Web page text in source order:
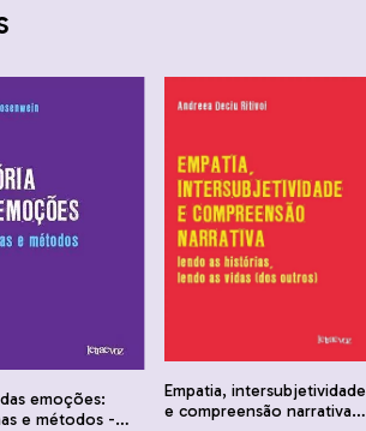
emoções:
e métodos -
Empatia, intersubjetividade
e compreensão narrativa -